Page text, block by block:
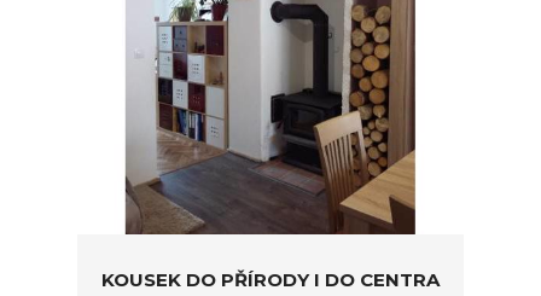
KOUSEK DO PŘÍRODY I DO CENTRA